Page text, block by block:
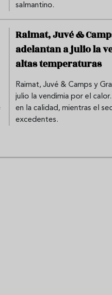
salmantino.
Raimat, Juvé &
adelantan a julio la
altas temperaturas
Raimat, Juvé & Camps y
julio la vendimia por el
en la calidad, mientras el
excedentes.